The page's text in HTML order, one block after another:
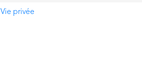
Vie privée